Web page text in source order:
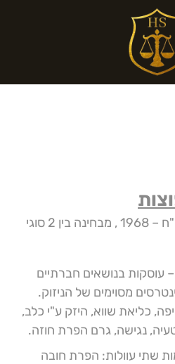
פק' הנזיקין נוסח חדש תשכ"ח – 1968 , מבחינה בין 2 סוגי
עוסקות בנושאים חברתיים
מסוימים של הניזוק.
כליאת שווא, היזק ע"י כלב,
נגישה, גרם הפרת חוזה.
שתי עוולות: הפרת חובה